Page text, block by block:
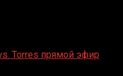
Torres прямой эфир